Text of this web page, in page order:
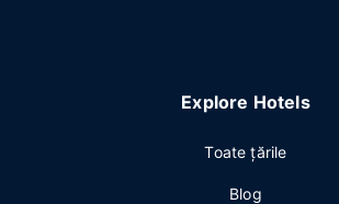
Explore Hotels
Toate ţările
Blog